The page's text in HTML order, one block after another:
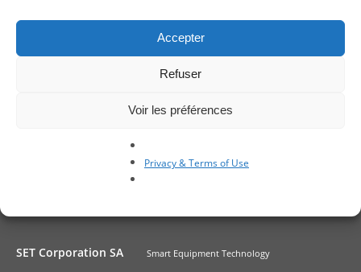
Accepter
Refuser
Voir les préférences
Privacy & Terms of Use
précedent
provider
S.E.T. bears fruit: the FC300, a new
nanoimprint capabilities
SET Corporation SA Smart Equipment Technology